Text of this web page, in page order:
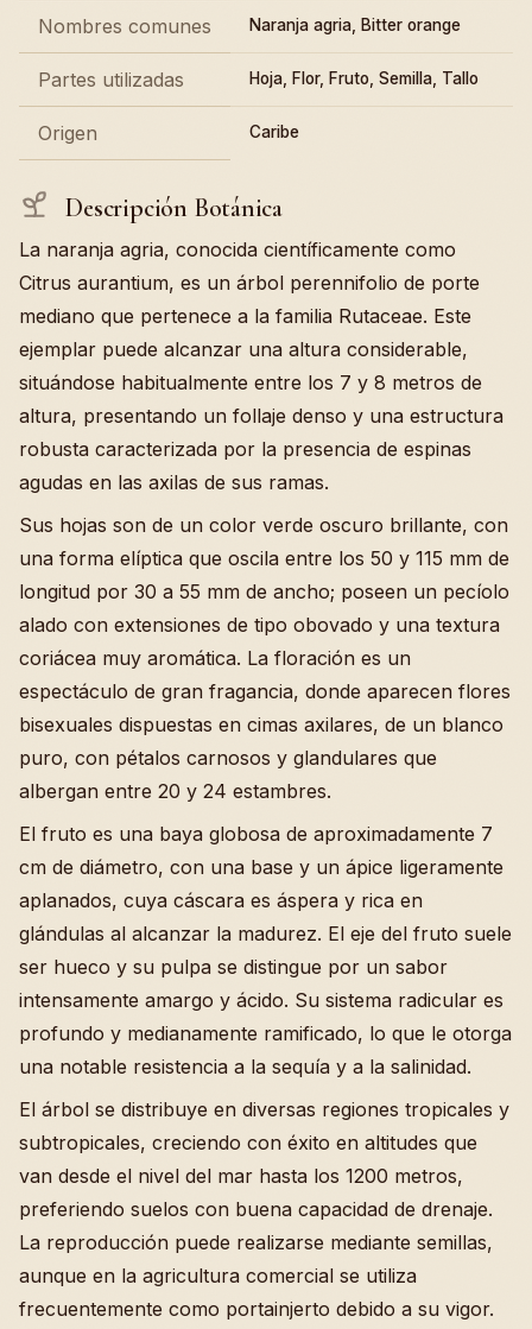
Nombres comunes Naranja agria, Bitter orange
Partes utilizadas Hoja, Flor, Fruto, Semilla, Tallo
Origen Caribe
Descripción Botánica
La naranja agria, conocida científicamente como
Citrus aurantium, es un árbol perennifolio de porte
mediano que pertenece a la familia Rutaceae. Este
ejemplar puede alcanzar una altura considerable,
situándose habitualmente entre los 7 y 8 metros de
altura, presentando un follaje denso y una estructura
robusta caracterizada por la presencia de espinas
agudas en las axilas de sus ramas.
Sus hojas son de un color verde oscuro brillante, con
una forma elíptica que oscila entre los 50 y 115 mm de
longitud por 30 a 55 mm de ancho; poseen un pecíolo
alado con extensiones de tipo obovado y una textura
coriácea muy aromática. La floración es un
espectáculo de gran fragancia, donde aparecen flores
bisexuales dispuestas en cimas axilares, de un blanco
puro, con pétalos carnosos y glandulares que
albergan entre 20 y 24 estambres.
El fruto es una baya globosa de aproximadamente 7
cm de diámetro, con una base y un ápice ligeramente
aplanados, cuya cáscara es áspera y rica en
glándulas al alcanzar la madurez. El eje del fruto suele
ser hueco y su pulpa se distingue por un sabor
intensamente amargo y ácido. Su sistema radicular es
profundo y medianamente ramificado, lo que le otorga
una notable resistencia a la sequía y a la salinidad.
El árbol se distribuye en diversas regiones tropicales y
subtropicales, creciendo con éxito en altitudes que
van desde el nivel del mar hasta los 1200 metros,
preferiendo suelos con buena capacidad de drenaje.
La reproducción puede realizarse mediante semillas,
aunque en la agricultura comercial se utiliza
frecuentemente como portainjerto debido a su vigor.